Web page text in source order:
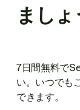
ましょ
7日間無料で
い。いつでも
できます。